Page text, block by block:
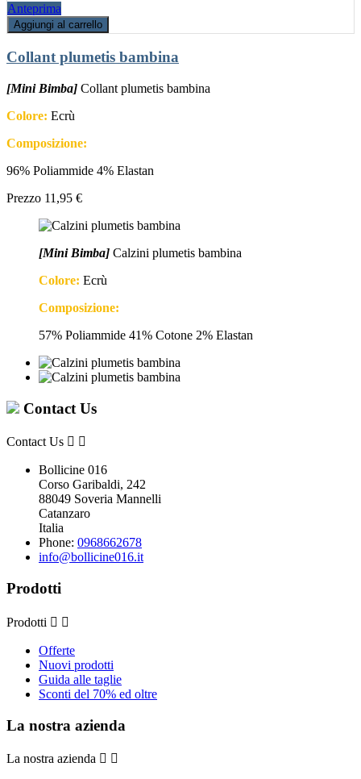
Anteprima
Aggiungi al carrello
Collant plumetis bambina
[Mini Bimba] Collant plumetis bambina
Colore: Ecrù
Composizione:
96% Poliammide 4% Elastan
Prezzo 11,95 €
[Mini Bimba] Calzini plumetis bambina
Colore: Ecrù
Composizione:
57% Poliammide 41% Cotone 2% Elastan
Contact Us
Contact Us  
Bollicine 016
Corso Garibaldi, 242
88049 Soveria Mannelli
Catanzaro
Italia
Phone: 0968662678
info@bollicine016.it
Prodotti
Prodotti  
Offerte
Nuovi prodotti
Guida alle taglie
Sconti del 70% ed oltre
La nostra azienda
La nostra azienda  